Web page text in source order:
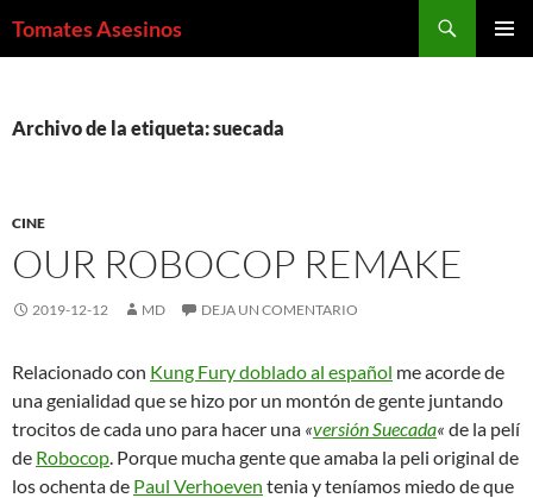
Tomates Asesinos
Archivo de la etiqueta: suecada
CINE
OUR ROBOCOP REMAKE
2019-12-12 MD DEJA UN COMENTARIO
Relacionado con Kung Fury doblado al español me acorde de
una genialidad que se hizo por un montón de gente juntando
trocitos de cada uno para hacer una «versión Suecada« de la pelí
de Robocop. Porque mucha gente que amaba la peli original de
los ochenta de Paul Verhoeven tenia y teníamos miedo de que